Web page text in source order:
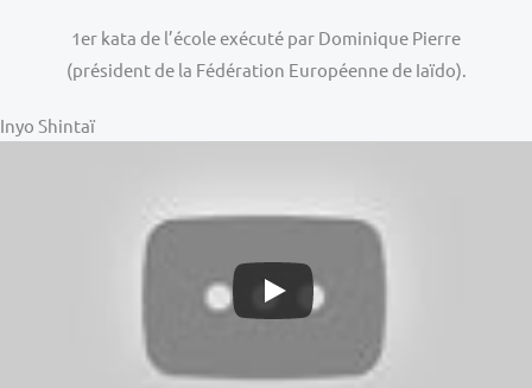
1er kata de l’école exécuté par Dominique Pierre
(président de la Fédération Européenne de Iaïdo).
Inyo Shintaï